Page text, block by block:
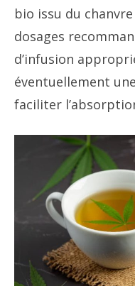
bio issu du
dosages
d’infusion
éventuellement
faciliter